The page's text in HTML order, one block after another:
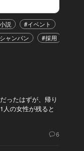
説 #イベント
ャンパン #採用
ったはずが、帰り
の女性が残ると
6